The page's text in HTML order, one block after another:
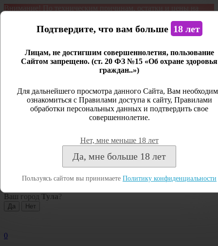
Внимание! По техническим причинам, остатки и цены на
является демонстрационным. Дистанционная продажа не
Открыть сайдбар
Личный кабинет
Закрыть
Посмотреть все результаты
Ваш город Тула ?
0
Подтвердите, что вам больше 18 лет
Лицам, не достигшим совершеннолетия, пользование
Сайтом запрещено. (ст. 20 ФЗ №15 «Об охране здоровья
граждан..»)
Для дальнейшего просмотра данного Сайта, Вам
ознакомиться с Правилами доступа к сайту, Правилами
обработки персональных данных и подтвердить свое
совершеннолетие.
Нет, мне меньше 18 лет
Да, мне больше 18 лет
Пользуясь сайтом вы принимаете Политику конфиденциальности